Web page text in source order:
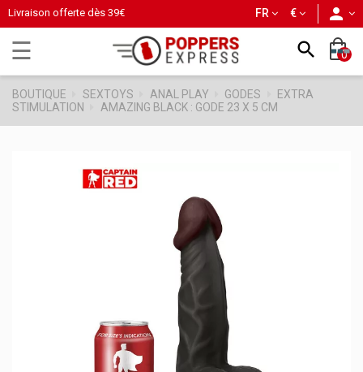
Livraison offerte dès 39€ €
FR
Basculer
la
navigation
☰  0
BOUTIQUE SEXTOYS ANAL PLAY GODES
EXTRA
STIMULATION
AMAZING BLACK : GODE 23 X 5 CM